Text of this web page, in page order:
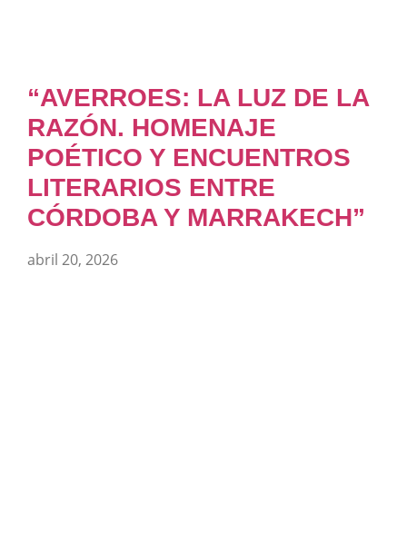
“AVERROES: LA LUZ DE LA
RAZÓN. HOMENAJE
POÉTICO Y ENCUENTROS
LITERARIOS ENTRE
CÓRDOBA Y MARRAKECH”
abril 20, 2026